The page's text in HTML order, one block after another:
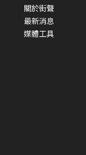
關於街聲
最新消息
媒體工具